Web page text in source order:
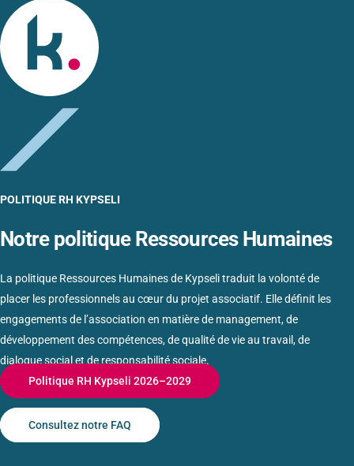
POLITIQUE RH KYPSELI
Notre politiqueRessources Humaines
La politique Ressources Humaines de Kypseli traduit la volonté de
placer les professionnels au cœur du projet associatif. Elle définit les
engagements de l’association en matière de management, de
développement des compétences, de qualité de vie au travail, de
dialogue social et de responsabilité sociale.
Politique RH Kypseli 2026–2029
Consultez notre FAQ